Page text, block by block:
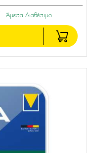
Άμεσα Διαθέσιμο